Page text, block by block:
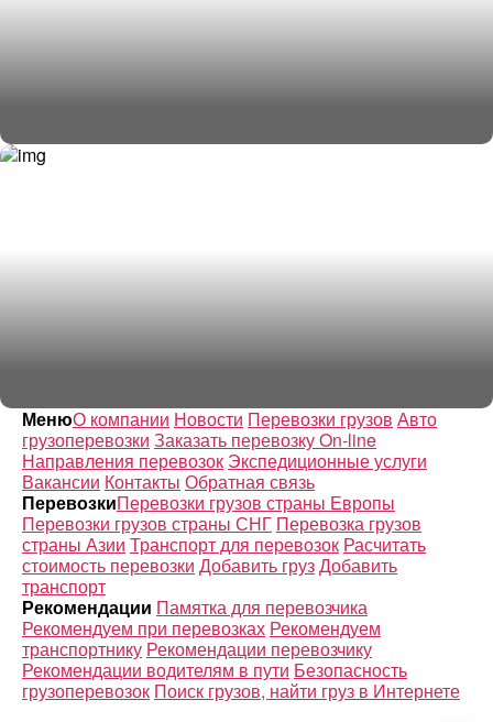
МенюО компании Новости Перевозки грузов Авто
грузоперевозки Заказать перевозку On-line
Направления перевозок Экспедиционные услуги
Вакансии Контакты Обратная связь
ПеревозкиПеревозки грузов страны Европы
Перевозки грузов страны СНГ Перевозка грузов
страны Азии Транспорт для перевозок Расчитать
стоимость перевозки Добавить грузДобавить
транспорт
Рекомендации Памятка для перевозчика
Рекомендуем при перевозках Рекомендуем
транспортнику Рекомендации перевозчику
Рекомендации водителям в пути Безопасность
грузоперевозок Поиск грузов, найти груз в Интернете